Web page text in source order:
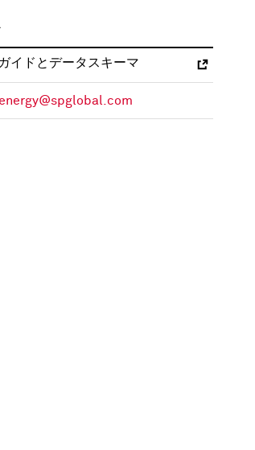
イドとデータスキーマ